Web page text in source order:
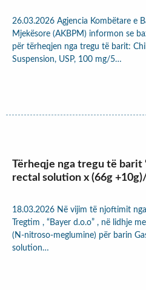
26.03.2026 Agjencia Kombëtare e
Mjekësore (AKBPM) informon se
për tërheqjen nga tregu të barit:
Suspension, USP, 100 mg/5…
Tërheqje nga tregu të barit
rectal solution x (66g
18.03.2026 Në vijim të njoftimit
Tregtim , “Bayer d.o.o” , në lidhje
(N-nitroso-meglumine) për barin
solution…